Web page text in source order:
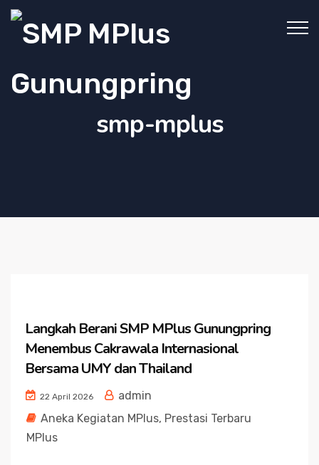
smp-mplus
Langkah Berani SMP MPlus Gunungpring
Menembus Cakrawala Internasional
Bersama UMY dan Thailand
22 April 2026
admin
Aneka Kegiatan MPlus, Prestasi Terbaru
MPlus